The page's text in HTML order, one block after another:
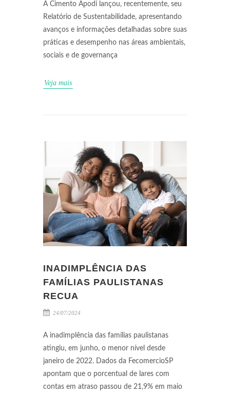
A Cimento Apodi lançou, recentemente, seu
Relatório de Sustentabilidade, apresentando
avanços e informações detalhadas sobre suas
práticas e desempenho nas áreas ambientais,
sociais e de governança
Veja mais
INADIMPLÊNCIA DAS
FAMÍLIAS PAULISTANAS
RECUA
24/07/2024
A inadimplência das famílias paulistanas
atingiu, em junho, o menor nível desde
janeiro de 2022. Dados da FecomercioSP
apontam que o porcentual de lares com
contas em atraso passou de 21,9% em maio